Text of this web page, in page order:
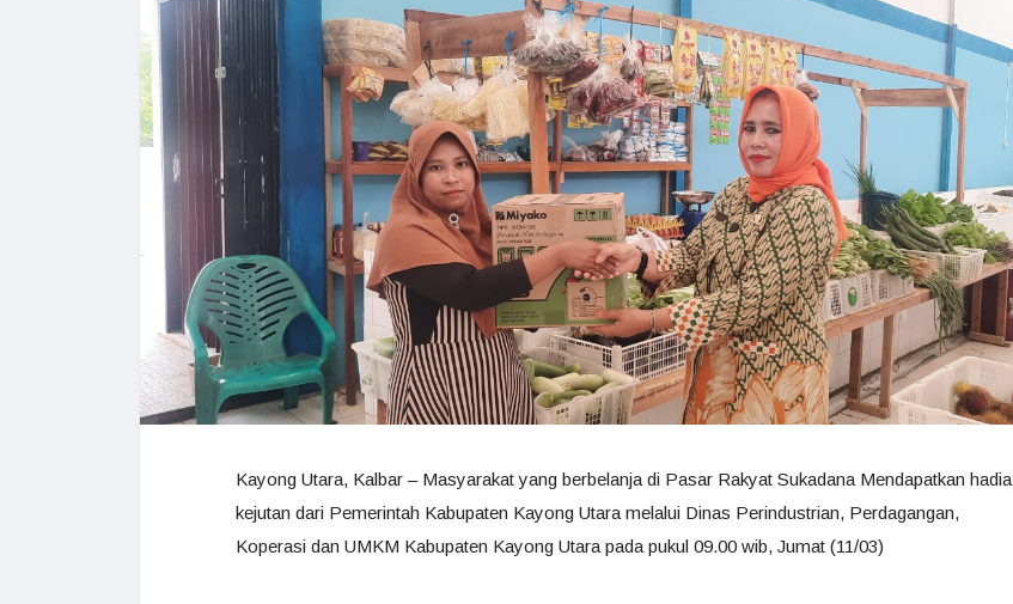
Kayong Utara, Kalbar – Masyarakat yang berbelanja di Pasar Rakyat Sukadana Mendapatkan hadia
kejutan dari Pemerintah Kabupaten Kayong Utara melalui Dinas Perindustrian, Perdagangan,
Koperasi dan UMKM Kabupaten Kayong Utara pada pukul 09.00 wib, Jumat (11/03­­)